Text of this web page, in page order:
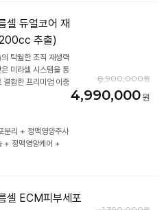
셀 듀얼코어 재
추출)
탁월한 조직 재생력
미라셀 시스템을 통
결합한 프리미엄 이중
분리 + 정맥영양주사
+ 정맥영양케어 +
8,900,000
4,990,000
셀 ECM피부세포